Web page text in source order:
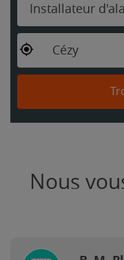
Installateur
Cézy
Nous